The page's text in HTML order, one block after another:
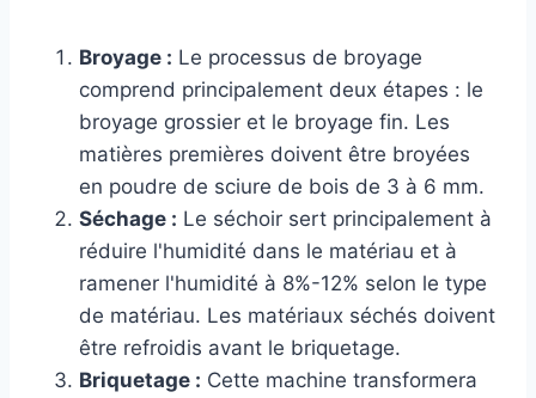
Broyage : Le processus de broyage
comprend principalement deux étapes : le
broyage grossier et le broyage fin. Les
matières premières doivent être broyées
en poudre de sciure de bois de 3 à 6 mm.
Séchage : Le séchoir sert principalement à
réduire l'humidité dans le matériau et à
ramener l'humidité à 8%-12% selon le type
de matériau. Les matériaux séchés doivent
être refroidis avant le briquetage.
Briquetage : Cette machine transformera